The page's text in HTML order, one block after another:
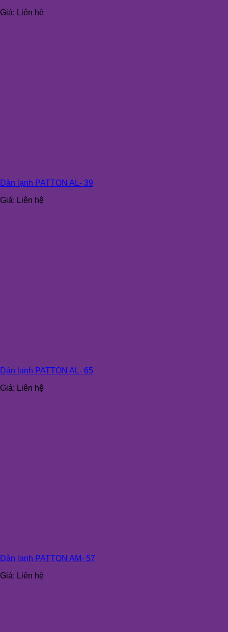
Giá: Liên hệ
Dàn lạnh PATTON AL- 39
Giá: Liên hệ
Dàn lạnh PATTON AL- 65
Giá: Liên hệ
Dàn lạnh PATTON AM- 57
Giá: Liên hệ